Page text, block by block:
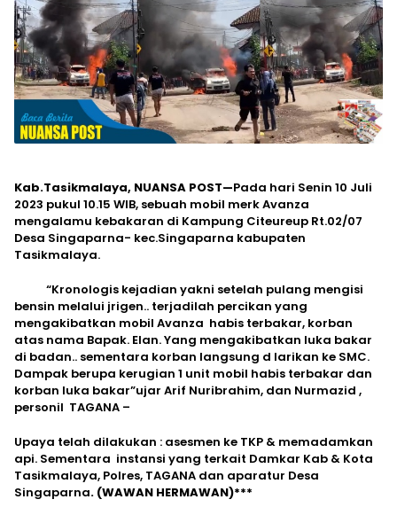
Kab.Tasikmalaya, NUANSA POST—Pada hari Senin 10 Juli
2023 pukul 10.15 WIB, sebuah mobil merk Avanza
mengalamu kebakaran di Kampung Citeureup Rt.02/07
Desa Singaparna- kec.Singaparna kabupaten
Tasikmalaya.
“Kronologis kejadian yakni setelah pulang mengisi
bensin melalui jrigen.. terjadilah percikan yang
mengakibatkan mobil Avanza habis terbakar, korban
atas nama Bapak. Elan. Yang mengakibatkan luka bakar
di badan.. sementara korban langsung d larikan ke SMC.
Dampak berupa kerugian 1 unit mobil habis terbakar dan
korban luka bakar”ujar Arif Nuribrahim, dan Nurmazid ,
personil TAGANA –
Upaya telah dilakukan : asesmen ke TKP & memadamkan
api. Sementara instansi yang terkait Damkar Kab & Kota
Tasikmalaya, Polres, TAGANA dan aparatur Desa
Singaparna. (WAWAN HERMAWAN)***